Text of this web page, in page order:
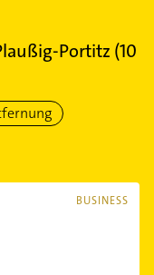
Portitz (10
BUSINESS